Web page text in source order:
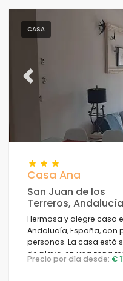
CASA
Previous
Casa Ana
San Juan de los
Terreros,
Hermosa y alegre casa
Andalucía, España,
personas. La casa está
de playa, en una zona
de tiendas y
Precio por día desde: €